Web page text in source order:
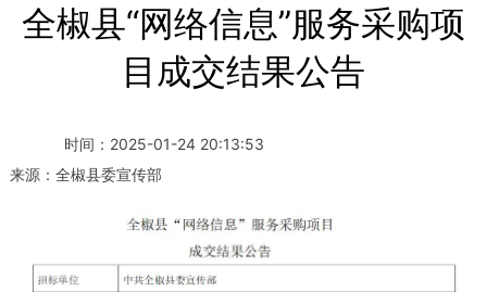
全椒县“网络信息”服务采购项
目成交结果公告
时间： 2025-01-24 20:13:53
来源： 全椒县委宣传部